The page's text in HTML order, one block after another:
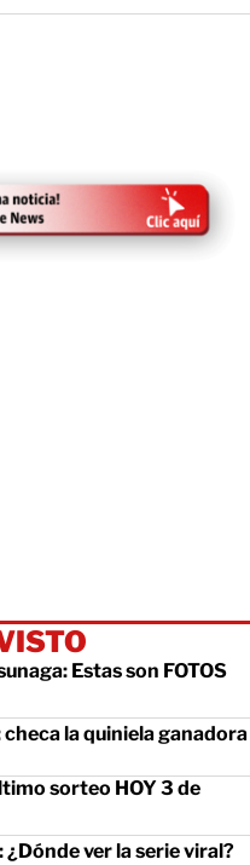
Estas son FOTOS
la quiniela ganadora
sorteo HOY 3 de
¿Dónde ver la serie viral?